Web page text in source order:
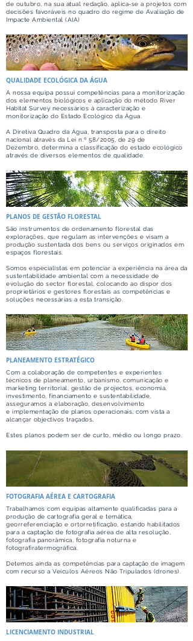
de outubro, na sua atual redação, aplica-se a projetos com
decisões favoráveis no quadro do regime de Avaliação de
Impacte Ambiental (AIA)
QUALIDADE ECOLÓGICA DA ÁGUA
A nossa equipa possui competências para a monitorização
dos elementos biológicos e aplicação do método River
Habitat Survey necessários à caracterização e
monitorização do Estado Ecológico da Água.
A Diretiva Quadro da Água, transposta para o direito
nacional através da Lei n.º 58/2005, de 29 de
Dezembro, determina a classificação do estado ecológico
através de diversos elementos de qualidade.
PLANOS DE GESTÃO FLORESTAL
São instrumentos de ordenamento florestal das
explorações, que regulam as intervenções e visam a
produção sustentada dos bens ou serviços originados em
espaços florestais.
Somos especialistas em potenciar a experiência na área da
sustentabilidade ambiental com a necessidade de
evolução do sector florestal, colocando ao dispor dos
proprietários e gestores florestais as competências e
soluções necessárias a esta transição.
PLANEAMENTO ESTRATÉGICO
Com a colaboração de competentes e experientes
técnicos de planeamento, urbanismo, comunicação e
marketing territorial, gestão de projectos, economia,
investimento, financiamento e sustentabilidade,
asseguramos a elaboração, desenvolvimento
e implementação de planos operacionais, com vista a
alcançar objectivos traçados,
Estes planos podem ser de curto, médio ou longo prazo.
FOTOGRAFIA AÉREA E CARTOGRAFIA
Trabalhamos com equipas altamente qualificadas para a
produção de cartografia geral e temática,
georreferenciação e ortorretificação, estando habilitados
para a captação de fotografia aérea de alta resolução,
fotografia panorâmica, fotografia noturna e
fotografiratermográfica.
Detemos ainda as competências para captação de imagem
com recurso a Veículos Aéreos Não Tripulados (drones).
LICENCIAMENTO INDUSTRIAL